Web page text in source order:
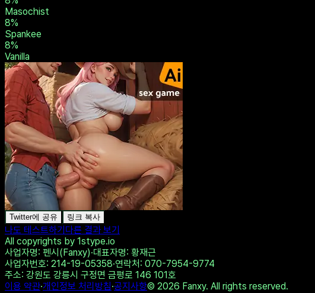
Rope Bunny
17%
Submissive
8%
Slave
8%
Little
8 %
Masochist
8%
Spankee
8%
Vanilla